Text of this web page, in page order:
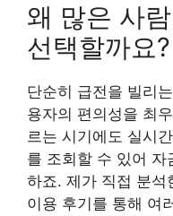
왜 많은 사
선택할까요?
단순히 급전을 빌리
용자의 편의성을 최
르는 시기에도 실시
를 조회할 수 있어 자
하죠. 제가 직접 분석
이용 후기를 통해 여